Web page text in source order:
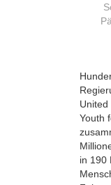
Youth
in 190